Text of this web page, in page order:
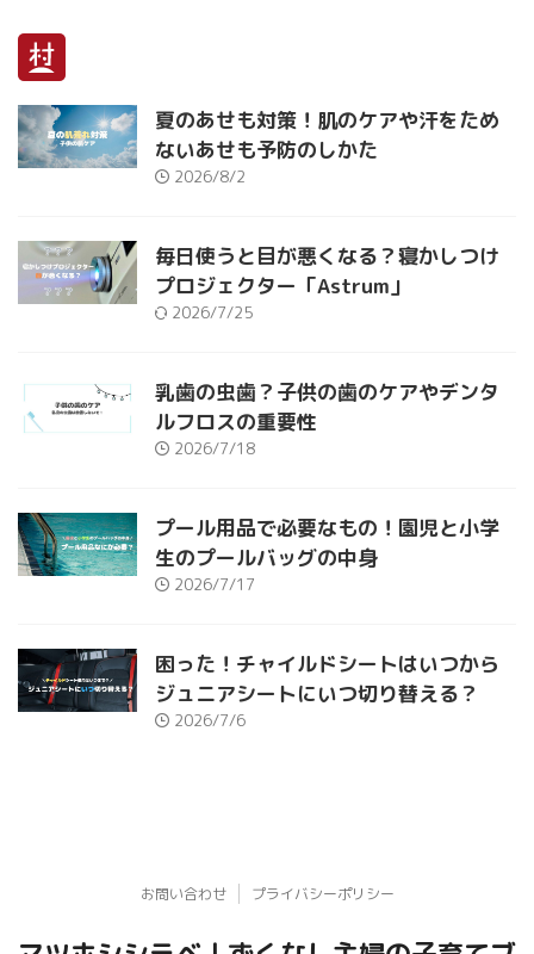
夏のあせも対策！肌のケアや汗をため
ないあせも予防のしかた
2026/8/2
毎日使うと目が悪くなる？寝かしつけ
プロジェクター「Astrum」
2026/7/25
乳歯の虫歯？子供の歯のケアやデンタ
ルフロスの重要性
2026/7/18
プール用品で必要なもの！園児と小学
生のプールバッグの中身
2026/7/17
困った！チャイルドシートはいつから
ジュニアシートにいつ切り替える？
2026/7/6
お問い合わせ プライバシーポリシー